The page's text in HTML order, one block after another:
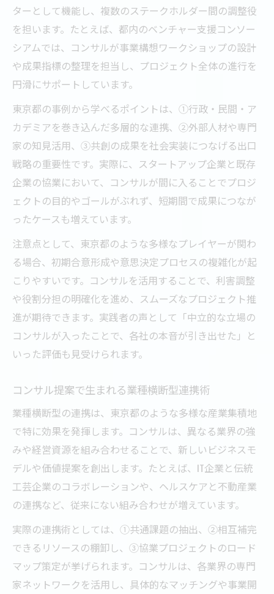
ターとして機能し、複数のステークホルダー間の調整役
を担います。たとえば、都内のベンチャー支援コンソー
シアムでは、コンサルが事業構想ワークショップの設計
や成果指標の整理を担当し、プロジェクト全体の進行を
円滑にサポートしています。
東京都の事例から学べるポイントは、①行政・民間・ア
カデミアを巻き込んだ多層的な連携、②外部人材や専門
家の知見活用、③共創の成果を社会実装につなげる出口
戦略の重要性です。実際に、スタートアップ企業と既存
企業の協業において、コンサルが間に入ることでプロジ
ェクトの目的やゴールがぶれず、短期間で成果につなが
ったケースも増えています。
注意点として、東京都のような多様なプレイヤーが関わ
る場合、初期合意形成や意思決定プロセスの複雑化が起
こりやすいです。コンサルを活用することで、利害調整
や役割分担の明確化を進め、スムーズなプロジェクト推
進が期待できます。実践者の声として「中立的な立場の
コンサルが入ったことで、各社の本音が引き出せた」と
いった評価も見受けられます。
コンサル提案で生まれる業種横断型連携術
業種横断型の連携は、東京都のような多様な産業集積地
で特に効果を発揮します。コンサルは、異なる業界の強
みや経営資源を組み合わせることで、新しいビジネスモ
デルや価値提案を創出します。たとえば、IT企業と伝統
工芸企業のコラボレーションや、ヘルスケアと不動産業
の連携など、従来にない組み合わせが増えています。
実際の連携術としては、①共通課題の抽出、②相互補完
できるリソースの棚卸し、③協業プロジェクトのロード
マップ策定が挙げられます。コンサルは、各業界の専門
家ネットワークを活用し、具体的なマッチングや事業開